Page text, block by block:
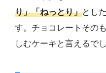
り」「ねっとり」とし
す。チョコレートその
しむケーキと言えるでし